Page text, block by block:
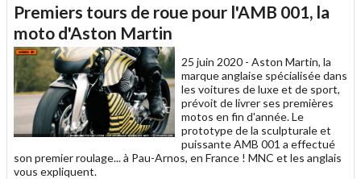
à
Premiers tours de roue pour l'AMB 001, la
moto d'Aston Martin
25 juin 2020 - Aston Martin, la
marque anglaise spécialisée dans
les voitures de luxe et de sport,
prévoit de livrer ses premières
motos en fin d'année. Le
prototype de la sculpturale et
puissante AMB 001 a effectué
son premier roulage... à Pau-Arnos, en France ! MNC et les anglais
vous expliquent.